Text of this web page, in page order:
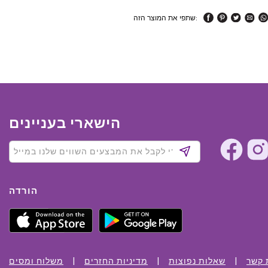
שתפי את המוצר הזה:
הישארי בעניינים
הורדה
משלוח ומסים מדיניות החזרים שאלות נפוצות קשר